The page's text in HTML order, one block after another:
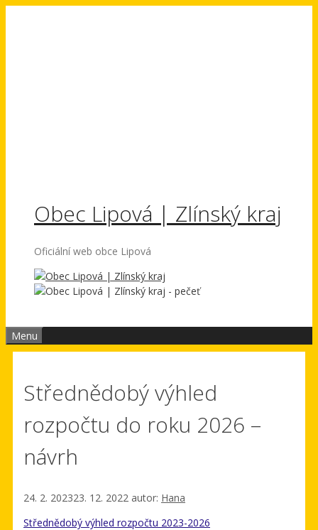
Obec Lipová | Zlínský kraj
Oficiální web obce Lipová
Menu
Střednědobý výhled
rozpočtu do roku 2026 –
návrh
24. 2. 202323. 12. 2022 autor: Hana
Střednědobý výhled rozpočtu 2023-2026